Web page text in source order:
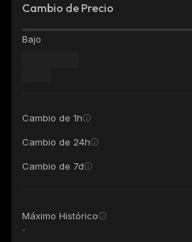
Cambio de Precio
Bajo
Cambio de 1h
Cambio de 24h
Cambio de 7d
Máximo Histórico
-